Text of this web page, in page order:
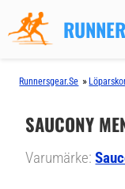
Runnersgear.se »
SAUCONY
Varumärke: